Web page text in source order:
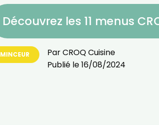
Découvrez les 11 menus
MINCEUR ParCROQ Cuisine
Publié le16/08/2024